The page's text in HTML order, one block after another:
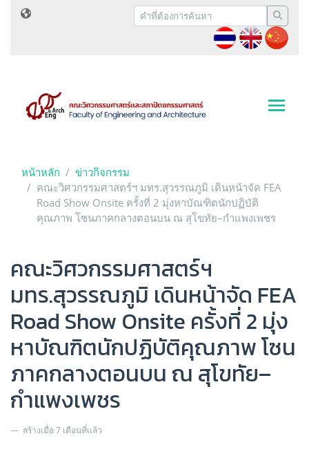
หน้าหลัก
ข่าวกิจกรรม
คณะวิศวกรรมศาสตร์ฯ มทร.สุวรรณภูมิ เดินหน้าจัด FEA
Road Show Onsite ครั้งที่ 2 มุ่งหาบัณฑิตนักปฏิบัติ
คุณภาพ โซนภาคกลางตอนบน ณ สุโขทัย–กำแพงเพชร
คณะวิศวกรรมศาสตร์ฯ
มทร.สุวรรณภูมิ เดินหน้าจัด FEA
Road Show Onsite ครั้งที่ 2 มุ่ง
หาบัณฑิตนักปฏิบัติคุณภาพ โซน
ภาคกลางตอนบน ณ สุโขทัย–
กำแพงเพชร
สร้างเมื่อ 7 เดือนที่แล้ว